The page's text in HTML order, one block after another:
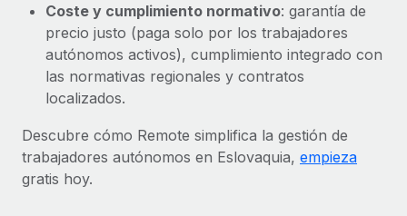
Coste y cumplimiento normativo: garantía de
precio justo (paga solo por los trabajadores
autónomos activos), cumplimiento integrado con
las normativas regionales y contratos
localizados.
Descubre cómo Remote simplifica la gestión de
trabajadores autónomos en Eslovaquia, empieza
gratis hoy.